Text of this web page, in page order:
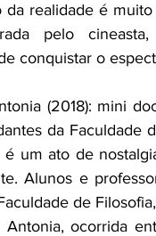
realidade é
pelo
conquistar o
(2018): mini
da Faculdade
um ato de
Alunos e
de
Antonia, ocorrida